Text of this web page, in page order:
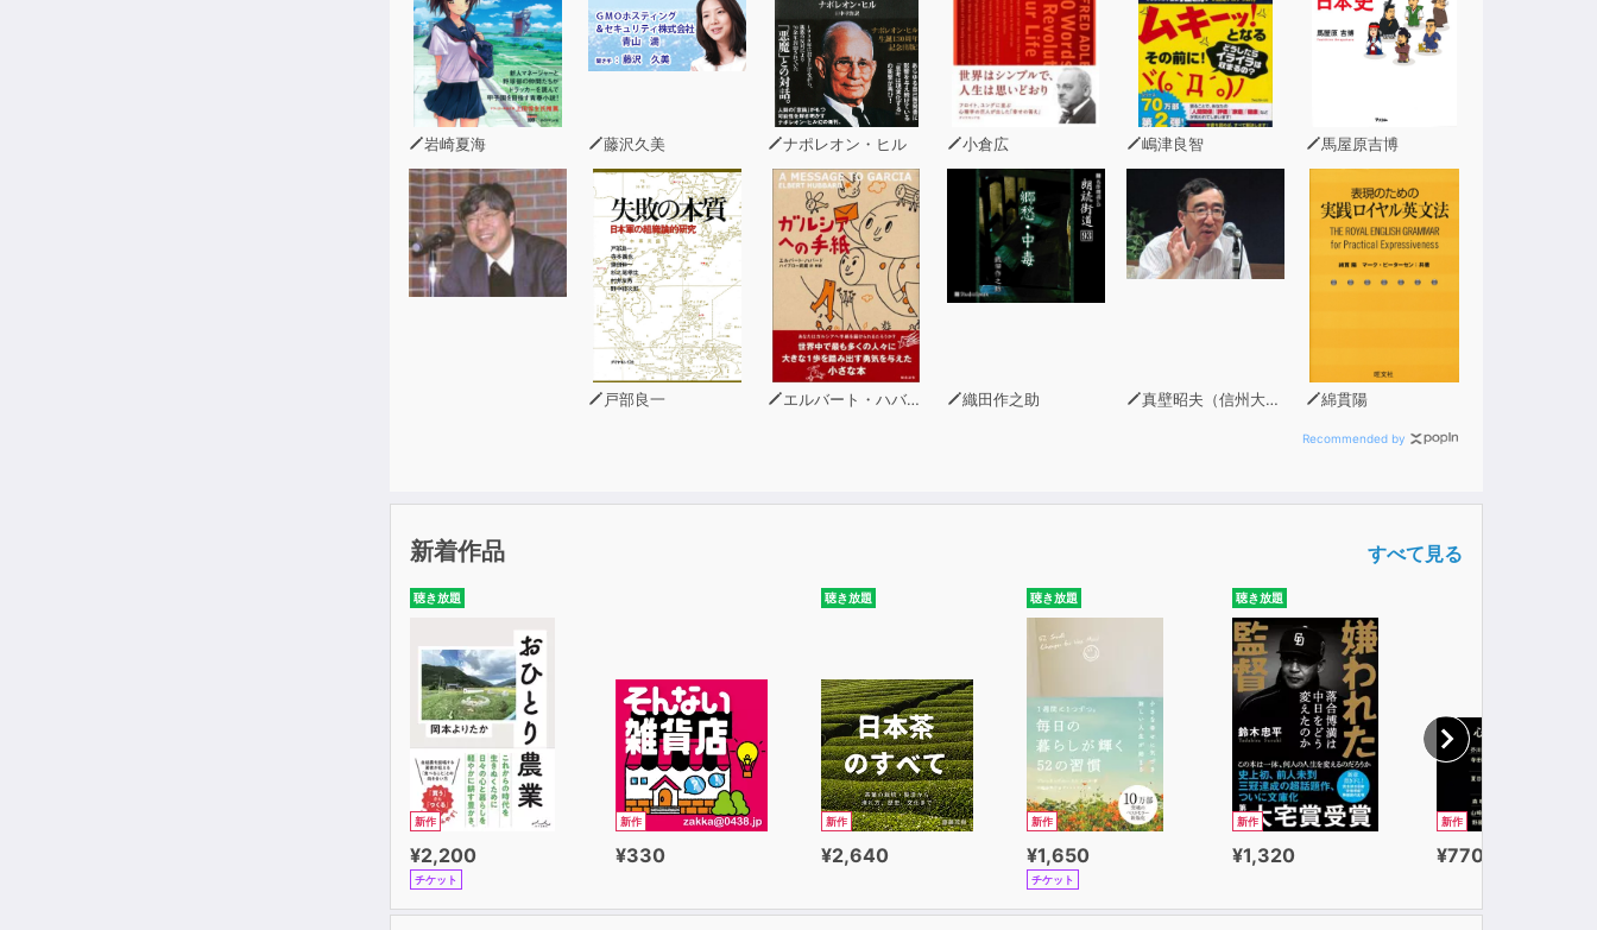
多彩な練習メニューが組み込まれているのも本書の特徴だ。4つの声調を覚えた後、母音・子音を学んでいく中で、母
音・子音とすべての声調の組み合わせが練習できるようになっている。中国語の音を多面的に学べ、自然に通じる中国語が
話せるようになる。
後半の「発音トレーニング 単語編」では、「数字」「外来語」「1～4字の単語」「日本の地名・人名」「中国の地名・
人名」など、日常よく使う単語を発音練習する。「発音トレーニング フレーズ編」では2～5字の会話フレーズや定型フレ
ーズを発音練習できる。発音のトレーニングをしながら、中国語の基礎も身につくので、一石二鳥である。
すべての中国語ビギナー、音声が苦手な中国語学習者におすすめ。今までで一番わかりやすい中国語発音の入門書であ
●声調
〈発音公式2〉 単母音 a / o / e / i / u / u / er
●子音
〈発音公式3〉 両唇音 b / p / m 唇歯音 f
〈発音公式4〉 舌先音 d / t / n / l
〈発音公式5〉 舌根音 g / k / h
〈発音公式6〉 舌面音 j / q / x
〈発音公式7〉 そり舌音 zh / ch / sh / r
〈発音公式8〉 舌歯音 z / c / s
岩崎夏海 藤沢久美 ナポレオン・ヒル 小倉広 嶋津良智 馬屋原吉博
戸部良一 エルバート・ハバード 織田作之助 真壁昭夫（信州大学経済学部教授） 綿貫陽
Recommended by
新着作品 すべて見る
聴き放題
新作
¥2,200
チケット
新作
¥330
聴き放題
新作
¥2,640
聴き放題
新作
¥1,650
チケット
聴き放題
新作
¥1,320
新作
¥770